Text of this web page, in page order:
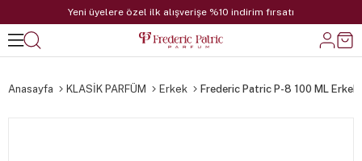
Yeni üyelere özel ilk alışverişe %10 indirim fırsatı
Anasayfa KLASİK PARFÜM Erkek Frederic Patric P-8 100 ML Erkek